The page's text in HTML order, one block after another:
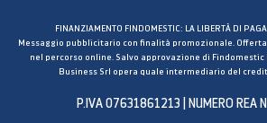
Sì
Fotocamera Principale -
FINANZIAMENTO FINDOMESTIC: LA LIBERTÀ DI
Messaggio pubblicitario con finalità promozionale.
nel percorso online. Salvo approvazione di Findomestic
Business Srl opera quale intermediario del
P.IVA 07631861213 | NUMERO REA